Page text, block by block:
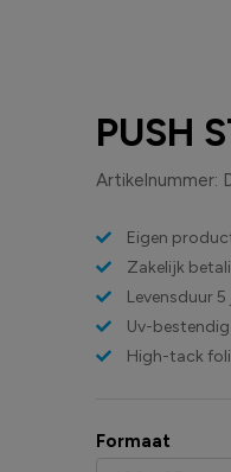
PUSH
Artikelnummer:
Eigen
Zakelijk
Levensduur 5
Uv-
High-tack
Formaat